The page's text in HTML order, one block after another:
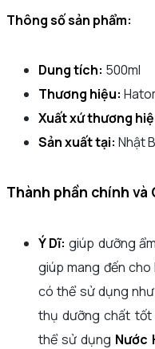
Thông số sản phẩm:
Dung tích: 500ml
Thương hiệu:
Xuất xứ thương
Sản xuất tại: Nhật
Thành phần chính và
Ý Dĩ: giúp dưỡng
giúp mang đến
có thể sử dụng
thụ dưỡng chất tốt
thể sử dụng Nước